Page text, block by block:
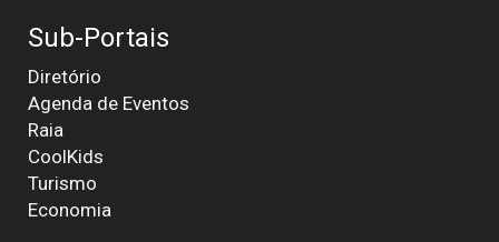
Sub-Portais
Diretório
Agenda de Eventos
Raia
CoolKids
Turismo
Economia